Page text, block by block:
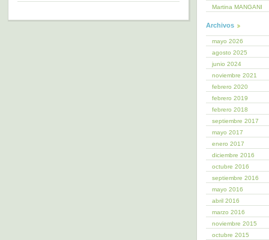
Martina MANGANI
Archivos
mayo 2026
agosto 2025
junio 2024
noviembre 2021
febrero 2020
febrero 2019
febrero 2018
septiembre 2017
mayo 2017
enero 2017
diciembre 2016
octubre 2016
septiembre 2016
mayo 2016
abril 2016
marzo 2016
noviembre 2015
octubre 2015